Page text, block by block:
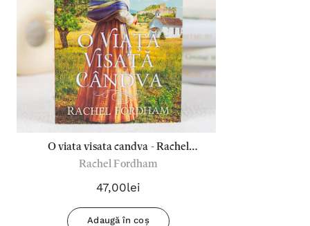
O viata visata candva - Rachel
Fordham
Rachel Fordham
47,00lei
Adaugă în coș